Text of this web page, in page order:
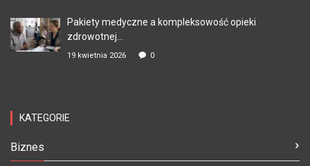
Pakiety medyczne a kompleksowość opieki
zdrowotnej...
19 kwietnia 2026 0
KATEGORIE
Biznes